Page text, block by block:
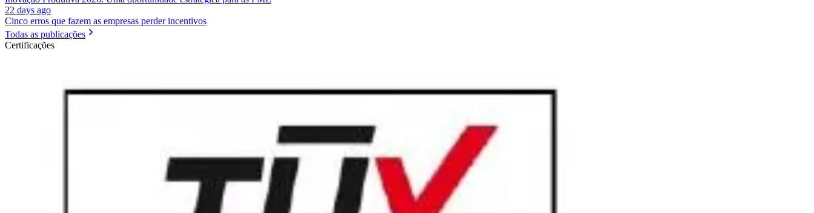
22 days ago
Cinco erros que fazem as empresas perder incentivos
Todas as publicações
Certificações